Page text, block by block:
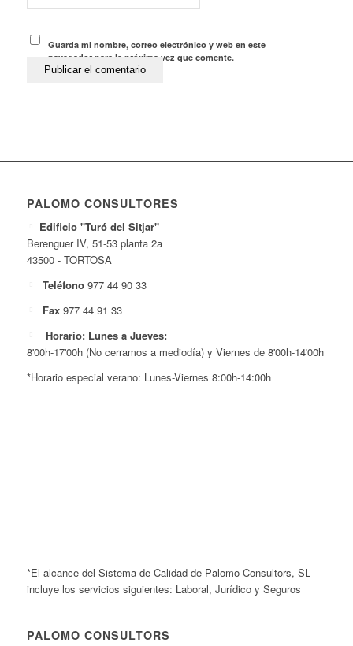
Guarda mi nombre, correo electrónico y web en este
navegador para la próxima vez que comente.
PALOMO CONSULTORES
Edificio "Turó del Sitjar"
Berenguer IV, 51-53 planta 2a
43500 - TORTOSA
Teléfono 977 44 90 33
Fax 977 44 91 33
Horario: Lunes a Jueves:
8'00h-17'00h (No cerramos a mediodía) y Viernes de 8'00h-14'00h
*Horario especial verano: Lunes-Viernes 8:00h-14:00h
*El alcance del Sistema de Calidad de Palomo Consultors, SL
incluye los servicios siguientes: Laboral, Jurídico y Seguros
PALOMO CONSULTORS